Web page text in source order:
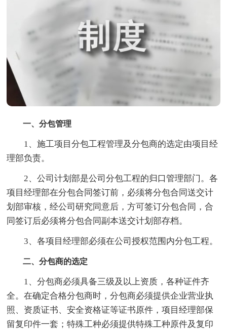
一、分包管理
1、施工项目分包工程管理及分包商的选定由项目经
理部负责。
2、公司计划部是公司分包工程的归口管理部门。各
项目经理部在分包合同签订前，必须将分包合同送交计
划部审核，经公司研究同意后，方可签订分包合同，合
同签订后必须将分包合同副本送交计划部存档。
3、各项目经理部必须在公司授权范围内分包工程。
二、分包商的选定
1、分包商必须具备三级及以上资质，各种证件齐
全。在确定合格分包商时，分包商必须提供企业营业执
照、资质证书、安全资格证等证书原件，项目经理部保
留复印件一套；特殊工种必须提供特殊工种原件及复印